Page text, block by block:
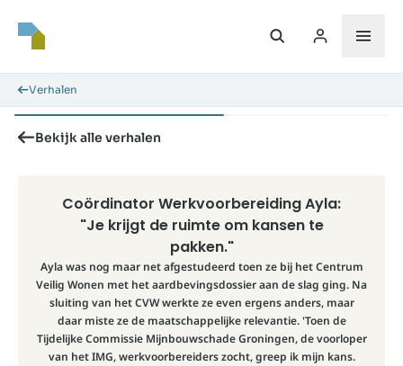
Verhalen
Bekijk alle verhalen
Coördinator Werkvoorbereiding Ayla:
"Je krijgt de ruimte om kansen te
pakken."
Ayla was nog maar net afgestudeerd toen ze bij het Centrum
Veilig Wonen met het aardbevingsdossier aan de slag ging. Na
sluiting van het CVW werkte ze even ergens anders, maar
daar miste ze de maatschappelijke relevantie. 'Toen de
Tijdelijke Commissie Mijnbouwschade Groningen, de voorloper
van het IMG, werkvoorbereiders zocht, greep ik mijn kans.